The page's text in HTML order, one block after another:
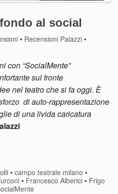
al social
• Recensioni Palazzi •
con “SocialMente”
sul fronte
nel teatro che si fa oggi. È
di auto-rappresentazione
di una livida caricatura
•campo teatrale milano •
• Francesco Alberici • Frigo